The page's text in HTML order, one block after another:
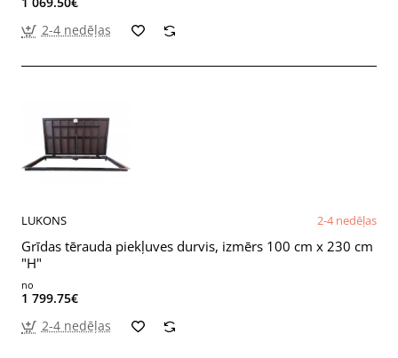
2-4 nedēļas
LUKONS 2-4 nedēļas
Grīdas tērauda piekļuves durvis, izmērs 100 cm x 230 cm
"H"
no
1 799.75€
2-4 nedēļas